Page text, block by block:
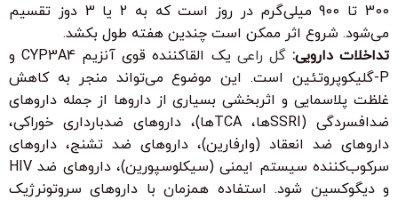
300 تا 900 میلی‌گرم در روز است که به 2 یا 3 دوز تقسیم
می‌شود. شروع اثر ممکن است چندین هفته طول بکشد.
تداخلات دارویی: گل راعی
یک القاکننده قوی آنزیم CYP3A4 و
P-گلیکوپروتئین است. این موضوع می‌تواند منجر به کاهش
غلظت پلاسمایی و اثربخشی بسیاری از داروها از جمله داروهای
ضدافسردگی (SSRIها، TCAها)، داروهای ضدبارداری خوراکی،
داروهای ضد انعقاد (وارفارین)، داروهای ضد تشنج، داروهای
سرکوب‌کننده سیستم ایمنی (سیکلوسپورین)، داروهای ضد HIV
و دیگوکسین شود. استفاده همزمان با داروهای سروتونرژیک